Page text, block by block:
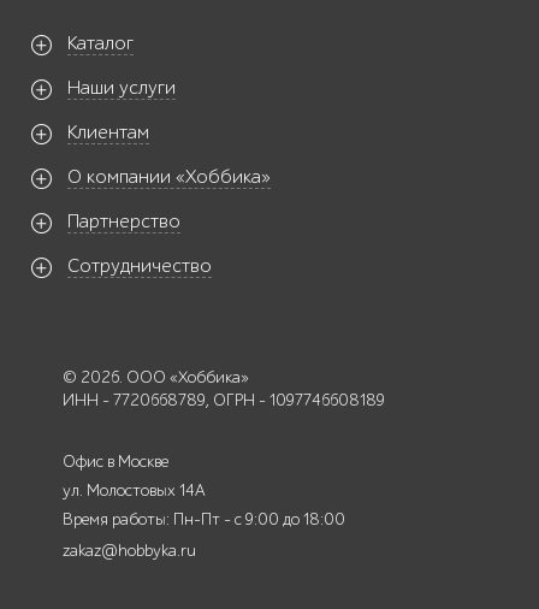
Каталог
Наши услуги
Клиентам
О компании «Хоббика»
Партнерство
Сотрудничество
© 2026. ООО «Хоббика»
ИНН - 7720668789, ОГРН - 1097746608189
Офис в Москве
ул. Молостовых 14А
Время работы: Пн-Пт - с 9:00 до 18:00
zakaz@hobbyka.ru